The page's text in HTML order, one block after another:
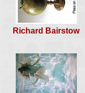
Richard Bairstow